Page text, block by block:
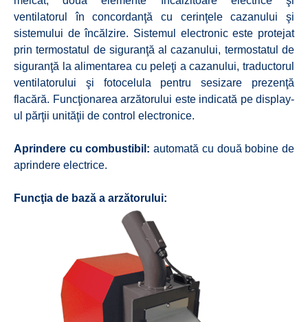
ventilatorul în concordanţă cu cerinţele cazanului şi
sistemului de încălzire. Sistemul electronic este protejat
prin termostatul de siguranţă al cazanului, termostatul de
siguranţă la alimentarea cu peleţi a cazanului, traductorul
ventilatorului şi fotocelula pentru sesizare prezenţă
flacără. Funcţionarea arzătorului este indicată pe display-
ul părţii unităţii de control electronice.
Aprindere cu combustibil: automată cu două bobine de
aprindere electrice.
Funcţia de bază a arzătorului: